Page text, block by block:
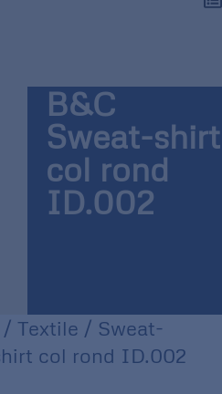
B&C
Sweat-shirt
col rond
ID.002
/ Textile / Sweat-
col rond ID.002